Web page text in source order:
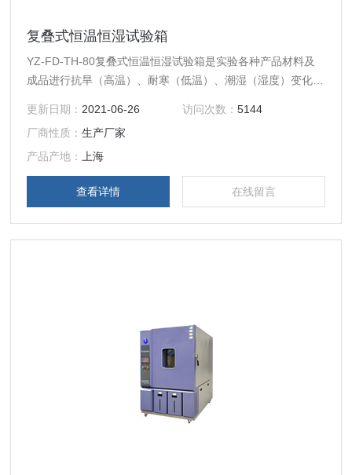
复叠式恒温恒湿试验箱
YZ-FD-TH-80复叠式恒温恒湿试验箱是实验各种产品材料及
成品进行抗旱（高温）、耐寒（低温）、潮湿（湿度）变化后
疗、汽车、涂料、航空、科研等领域之用。
更新日期： 2021-06-26 访问次数： 5144
厂商性质：生产厂家
产品产地：
上海
查看详情 在线留言